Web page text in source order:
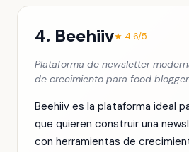
4. Beehiiv★ 4.6/5
Plataforma de newsletter
de crecimiento para food
Beehiiv es la plataforma ideal
que quieren construir una
con herramientas de